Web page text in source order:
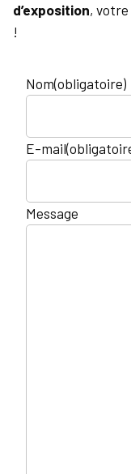
d’exposition, votre
!
Nom(obligatoire)
E-mail
Message